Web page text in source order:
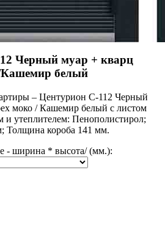
Черный муар + кварц
белый
– Центурион С-112 Черный
моко / Кашемир белый с листом
и утеплителем: Пенополистирол;
Толщина короба 141 мм.
- ширина * высота/ (мм.):